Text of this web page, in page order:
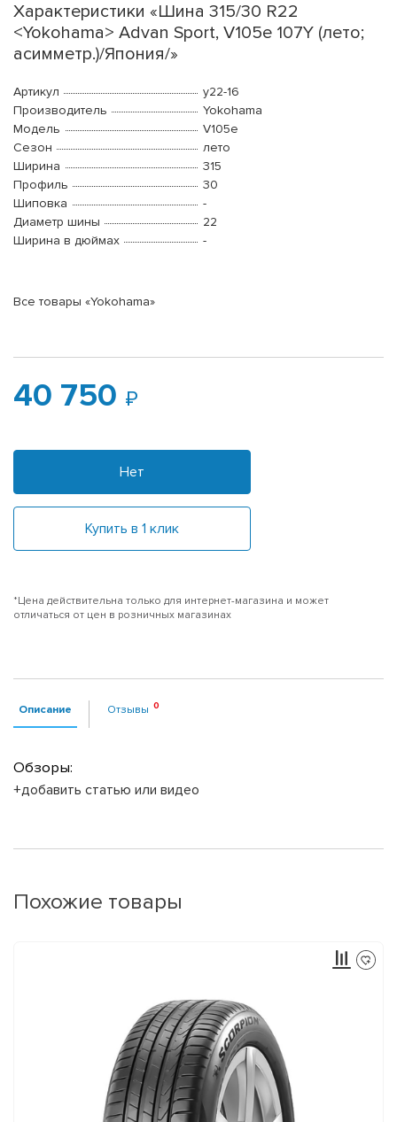
Характеристики «Шина 315/30 R22
<Yokohama> Advan Sport, V105e 107Y (лето;
асимметр.)/Япония/»
Артикул
y22-16
Производитель
Yokohama
Модель
V105e
Сезон
лето
Ширина
315
Профиль
30
Шиповка
-
Диаметр шины
22
Ширина в дюймах
-
Все товары «Yokohama»
40 750
Нет
Купить в 1 клик
*Цена действительна только для интернет-магазина и может
отличаться от цен в розничных магазинах
Описание Отзывы
Обзоры:
+добавить статью или видео
Похожие товары